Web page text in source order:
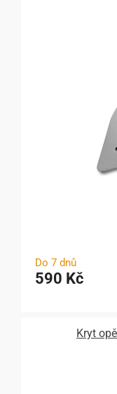
Do 7 dnů
590 Kč
Kryt